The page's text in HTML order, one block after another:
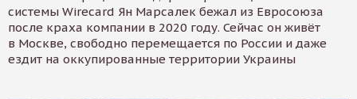
системы Wirecard Ян Марсалек бежал из Евросоюза
после краха компании в 2020 году. Сейчас он живёт
в Москве, свободно перемещается по России и даже
ездит на оккупированные территории Украины